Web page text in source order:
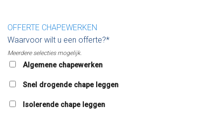
OFFERTE CHAPEWERKEN
Waarvoor wilt u een offerte?*
Meerdere selecties mogelijk.
Algemene chapewerken
Snel drogende chape leggen
Isolerende chape leggen